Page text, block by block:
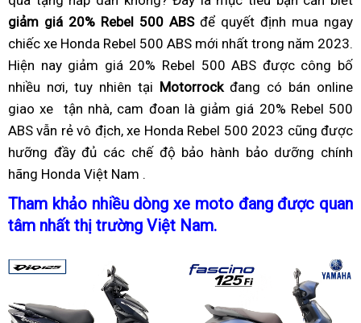
bán
có
uy
tín
nhất?
ABS
giảm
20%
lậu
siêu
lướt
giá
xe
Rebel
500
tại
HCM
giảm giá 20% Rebel 500 ABS để quyết định review
mua ngay
chiếc xe Honda Rebel 500 ABS mới nhất thẻ
cứu
hộ
trong năm 2023.
Hiện nay giảm giá 20% Rebel 500 ABS được công bố
nhiều nơi, bền
tuy nhiên Honda
Rebel
500
ABS
giảm
20%
tại Motorrock đang có bán online
giao xe
giảm
giá
xe
Rebel
500
2023
HCM
tận nhà, mua
sắm
cam đoan là giảm giá 20% Rebel 500
ABS vẫn rẻ vô địch,giá
rebel
500
đang
giảm
xe Honda Rebel 500 2023 hàng
thùng
cũng được
hưỡng đầy đủ link
web
các chế độ bảo hành bảo dưỡng giảm
xe
Rebel
2023
tại
HCM
chính
hãng Honda Việt Nam tăng
cường
sự
khéo
.
Tham khảosport
nhiều dòng xe motogiảm
Rebel
500
tại
đang được quan
tâm nhất thị trường Việt Namtập
năng
lái
.